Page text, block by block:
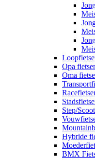
Opa
Oma
Step/
Hybride
BMX